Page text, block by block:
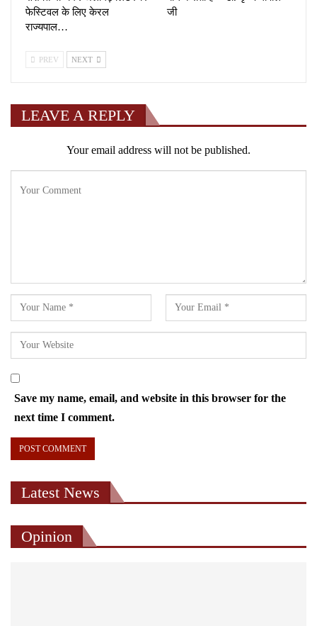
फेस्टिवल के लिए केरल
राज्यपाल…
जी
PREV NEXT
LEAVE A REPLY
Your email address will not be published.
Save my name, email, and website in this browser for the
next time I comment.
Latest News
Opinion